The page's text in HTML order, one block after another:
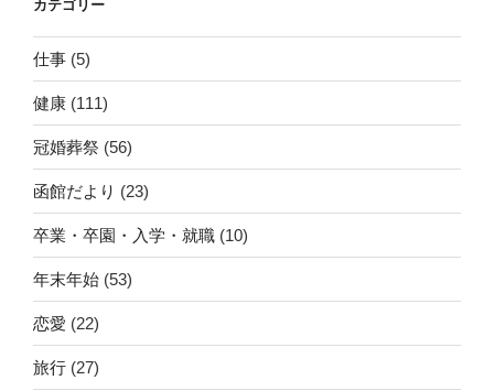
カテゴリー
仕事 (5)
健康 (111)
冠婚葬祭 (56)
函館だより (23)
卒業・卒園・入学・就職 (10)
年末年始 (53)
恋愛 (22)
旅行 (27)